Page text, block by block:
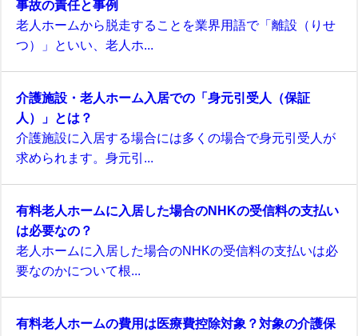
事故の責任と事例
老人ホームから脱走することを業界用語で「離設（りせ
つ）」といい、老人ホ...
介護施設・老人ホーム入居での「身元引受人（保証
人）」とは？
介護施設に入居する場合には多くの場合で身元引受人が
求められます。身元引...
有料老人ホームに入居した場合のNHKの受信料の支払い
は必要なの？
老人ホームに入居した場合のNHKの受信料の支払いは必
要なのかについて根...
有料老人ホームの費用は医療費控除対象？対象の介護保